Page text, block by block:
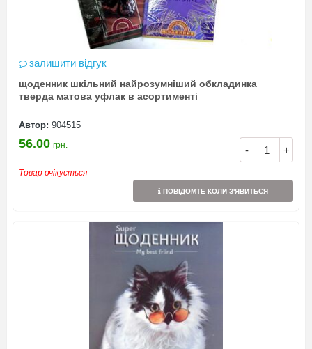
залишити відгук
щоденник шкільний найрозумніший обкладинка
тверда матова уфлак в асортименті
Автор: 904515
- +
56.00 грн.
Товар очікується
ПОВІДОМТЕ КОЛИ З'ЯВИТЬСЯ